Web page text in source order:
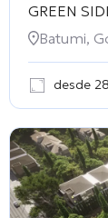
GREEN
Batumi,
desde